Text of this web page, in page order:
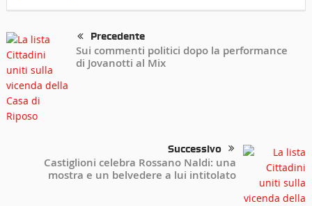
Precedente
Sui commenti politici dopo la performance
di Jovanotti al Mix
Successivo
Castiglioni celebra Rossano Naldi: una
mostra e un belvedere a lui intitolato